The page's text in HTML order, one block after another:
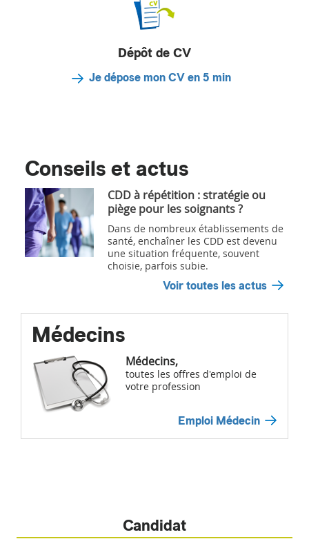
Dépôt de CV
Je dépose mon CV en 5 min
Conseils et actus
CDD à répétition : stratégie ou
piège pour les soignants ?
Dans de nombreux établissements de
santé, enchaîner les CDD est devenu
une situation fréquente, souvent
choisie, parfois subie.
Voir toutes les actus
Médecins
Médecins,
toutes les offres d'emploi de
votre profession
Emploi Médecin
Candidat